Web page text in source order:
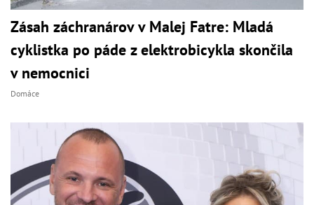
Zásah záchranárov v Malej Fatre: Mladá
cyklistka po páde z elektrobicykla skončila
v nemocnici
Domáce